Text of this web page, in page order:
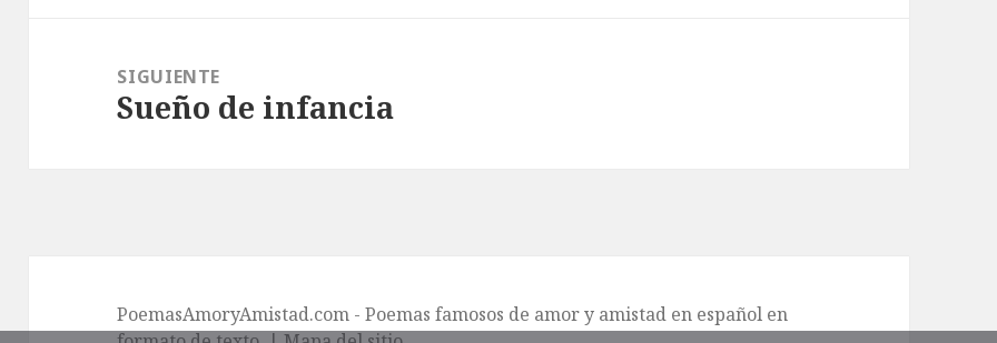
SIGUIENTE
Entrada
Sueño de infancia
PoemasAmoryAmistad.com - Poemas famosos de amor y amistad en español en